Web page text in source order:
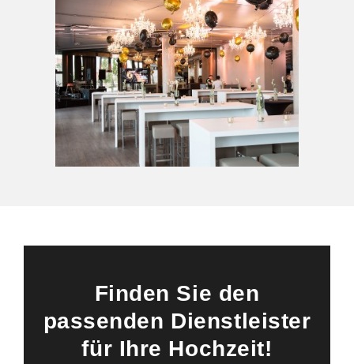
Finden Sie den
passenden Dienstleister
für Ihre Hochzeit!